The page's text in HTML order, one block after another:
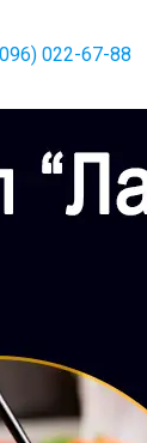
022-67-88